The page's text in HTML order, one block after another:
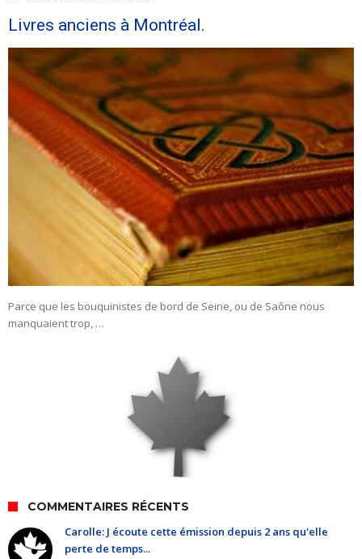
Livres anciens à Montréal.
Parce que les bouquinistes de bord de Seine, ou de Saône nous
manquaient trop, …
COMMENTAIRES RÉCENTS
Carolle: J écoute cette émission depuis 2 ans qu'elle
perte de temps...